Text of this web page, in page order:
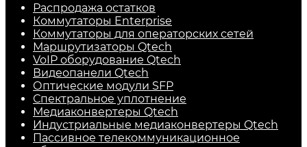
Распродажа остатков
Коммутаторы Enterprise
Коммутаторы для операторских сетей
Маршрутизаторы Qtech
VoIP оборудование Qtech
Видеопанели Qtech
Оптические модули SFP
Спектральное уплотнение
Медиаконвертеры Qtech
Индустриальные медиаконвертеры Qtech
Пассивное телекоммуникационное